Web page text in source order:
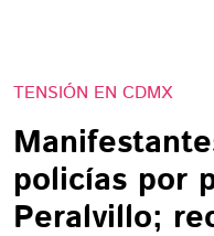
TENSIÓN EN CDMX
policías por
Peralvillo;